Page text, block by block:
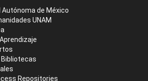
Autónoma de México
UNAM
Bibliotecas
Repositories